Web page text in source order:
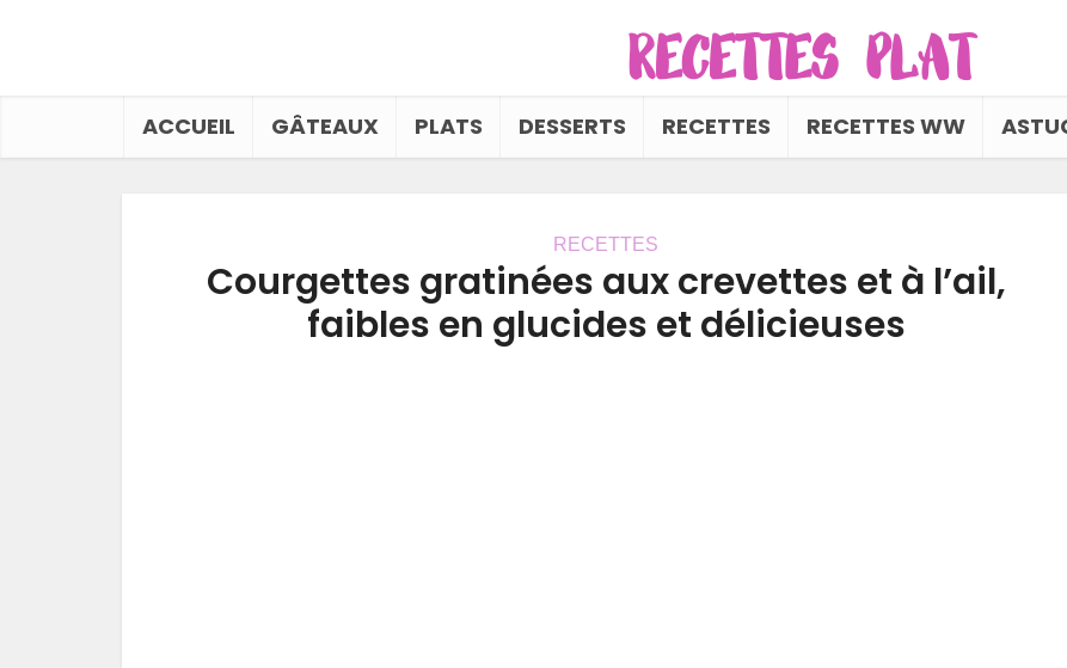
ACCUEIL GÂTEAUX PLATS DESSERTS RECETTES RECETTES WW
RECETTES
Courgettes gratinées aux crevettes et à l’ail,
faibles en glucides et délicieuses